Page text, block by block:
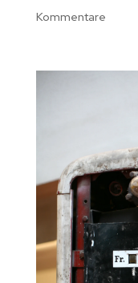
Kommentare